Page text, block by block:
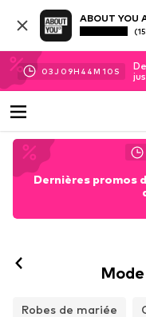
ABOUT YOU
03J 09H 44M 08 S
Dernières promos
Robes de mariée